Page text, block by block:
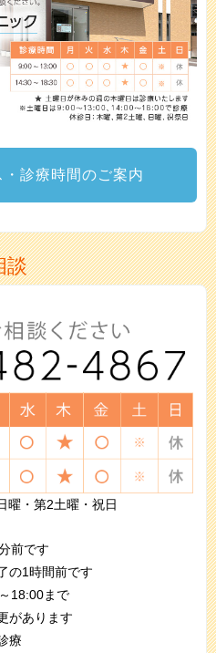
診療時間のご案内
談
曜・第2土曜・祝日
前です
の1時間前です
18:00まで
があります
療